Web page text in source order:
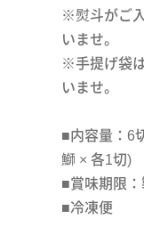
※熨斗がご
いませ。
※手提げ袋
いませ。
■内容量：6
鰤 × 各1切)
■賞味期限：
■冷凍便